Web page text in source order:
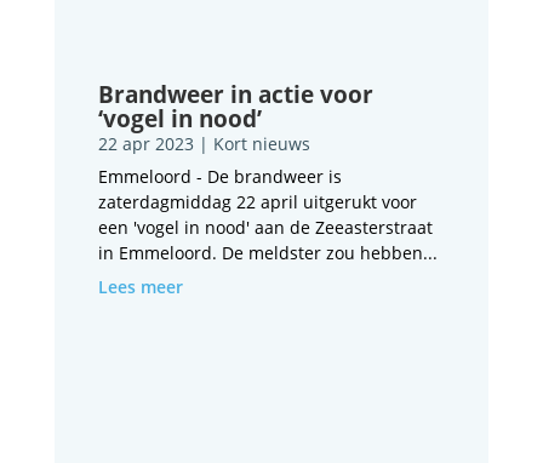
Brandweer in actie voor
‘vogel in nood’
22 apr 2023 | Kort nieuws
Emmeloord - De brandweer is
zaterdagmiddag 22 april uitgerukt voor
een 'vogel in nood' aan de Zeeasterstraat
in Emmeloord. De meldster zou hebben...
Lees meer